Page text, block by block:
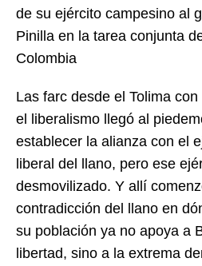
de su ejército campesino al
Pinilla en la tarea conjunta
Colombia
Las farc desde el Tolima
el liberalismo llegó al
establecer la alianza con el
liberal del llano, pero ese
desmovilizado. Y allí
contradicción del llano en
su población ya no apoya a
libertad, sino a la extrema